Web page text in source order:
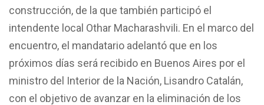
construcción, de la que también participó el
intendente local Othar Macharashvili. En el marco del
encuentro, el mandatario adelantó que en los
próximos días será recibido en Buenos Aires por el
ministro del Interior de la Nación, Lisandro Catalán,
con el objetivo de avanzar en la eliminación de los